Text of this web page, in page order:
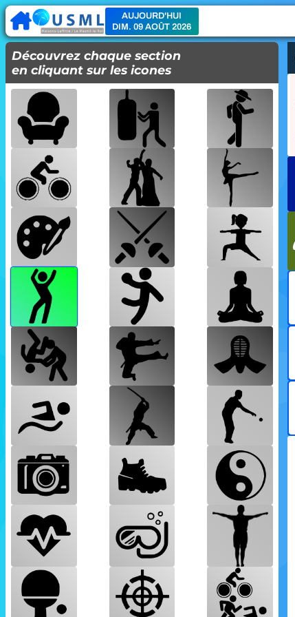
AUJOURD'HUI
DIM. 09 AOÛT 2026
Découvrez chaque section
en cliquant sur les icones